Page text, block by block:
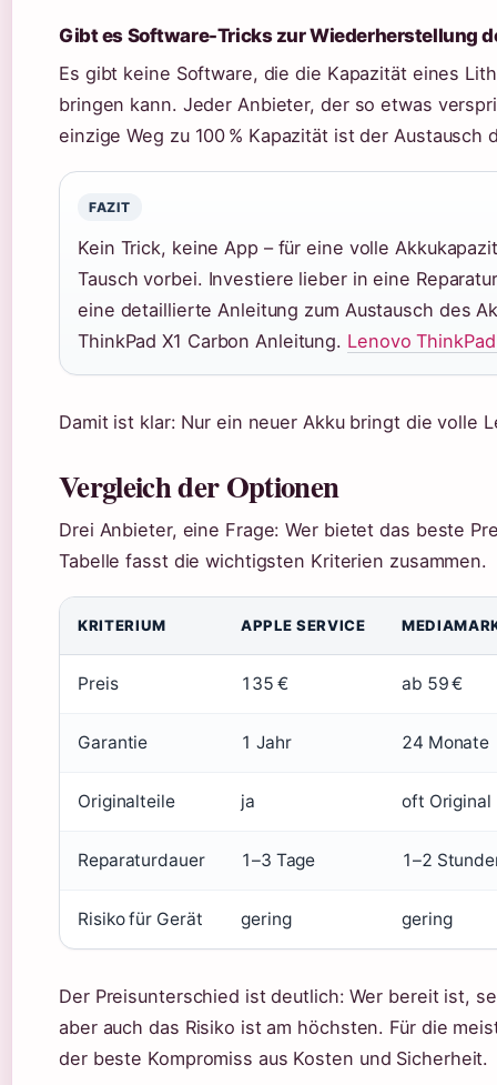
Gibt es Software-Tricks zur Wiederherstellung
Es gibt keine Software, die die Kapazität eines
bringen kann. Jeder Anbieter, der so etwas
einzige Weg zu 100 % Kapazität ist der Austausch
FAZIT
Kein Trick, keine App – für eine volle
Tausch vorbei. Investiere lieber in eine
eine detaillierte Anleitung zum Austausch des
ThinkPad X1 Carbon Anleitung. Lenovo
Damit ist klar: Nur ein neuer Akku bringt die volle
Vergleich der Optionen
Drei Anbieter, eine Frage: Wer bietet das beste
Tabelle fasst die wichtigsten Kriterien zusammen.
KRITERIUM APPLE SERVICE
Preis 135 € ab 59 €
Garantie 1 Jahr 24 Monate
Originalteile ja oft Original
Reparaturdauer 1–3 Tage 1–2
Risiko für Gerät gering gering
Der Preisunterschied ist deutlich: Wer bereit ist,
aber auch das Risiko ist am höchsten. Für die
der beste Kompromiss aus Kosten und Sicherheit.